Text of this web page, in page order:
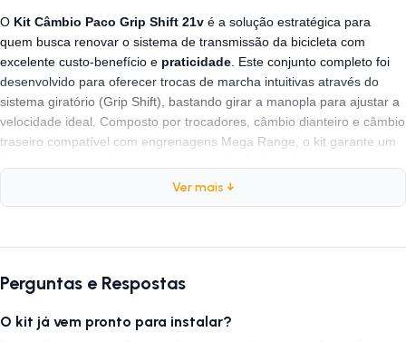
O Kit Câmbio Paco Grip Shift 21v é a solução estratégica para
quem busca renovar o sistema de transmissão da bicicleta com
excelente custo-benefício e praticidade . Este conjunto completo foi
desenvolvido para oferecer trocas de marcha intuitivas através do
sistema giratório (Grip Shift), bastando girar a manopla para ajustar a
velocidade ideal. Composto por trocadores, câmbio dianteiro e câmbio
traseiro compatível com engrenagens Mega Range, o kit garante um
de alumínio, aço e PVC, ele oferece a
necessária para os trajetos diários e passeios de lazer com total
Ficha Técnica
Marca: Paco
Ver mais ↓
Perguntas e Respostas
O kit já vem pronto para instalar?